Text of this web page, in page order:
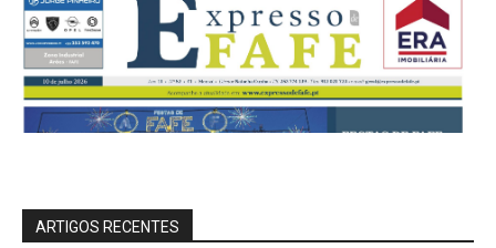
ARTIGOS RECENTES